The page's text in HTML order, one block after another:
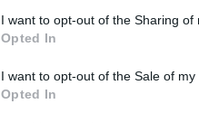
I want to opt-out of the Sharing of
Opted In
I want to opt-out of the Sale of
Opted In